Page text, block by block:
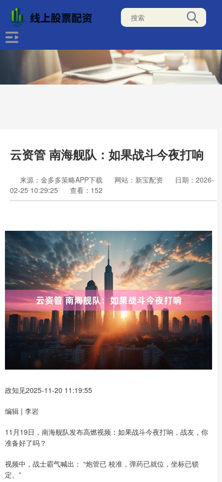
云资管 南海舰队：如果战斗今夜打响
来源：金多多策略APP下载 网站：新宝配资
日期：2026-
02-25 10:29:25
查看：152
政知见2025-11-20 11:19:55
编辑 | 李岩
11月19日，南海舰队发布高燃视频：如果战斗今夜打响，战友，你
准备好了吗？
视频中，战士霸气喊出： “炮管已 校准，弹药已就位，坐标已锁
定。”